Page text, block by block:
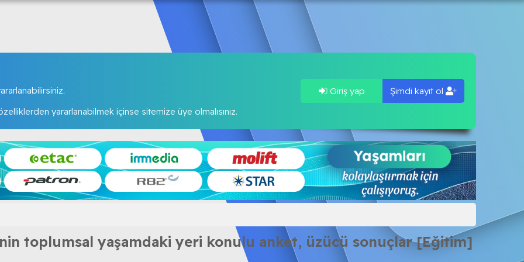
yararlanabilmek içinse sitemize üye olmalısınız.
Giriş yap Şimdi kayıt ol
toplumsal yaşamdaki yeri konulu anket, üzücü sonuçlar [Eğitim]